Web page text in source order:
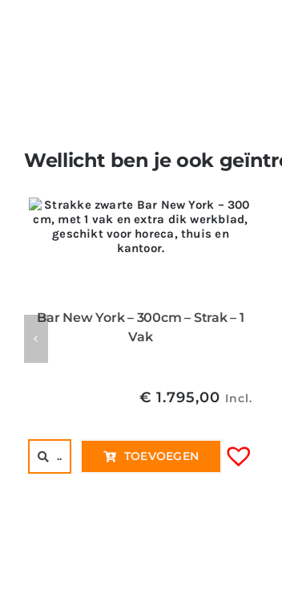
Wellicht ben je ook
Bar New York – 300cm – Strak – 1
Vak
€ 1.795,00 Incl.
.. TOEVOEGEN